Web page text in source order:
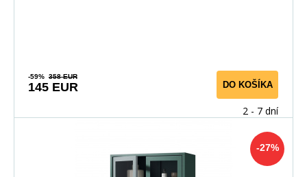
-59% 358 EUR
145 EUR DO KOŠÍKA
2 - 7 dní
-27%